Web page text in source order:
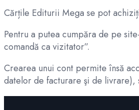
Cărțile Editurii Mega se pot
Pentru a putea cumpăra de pe
comandă ca vizitator”.
Crearea unui cont permite însă
datelor de facturare şi de